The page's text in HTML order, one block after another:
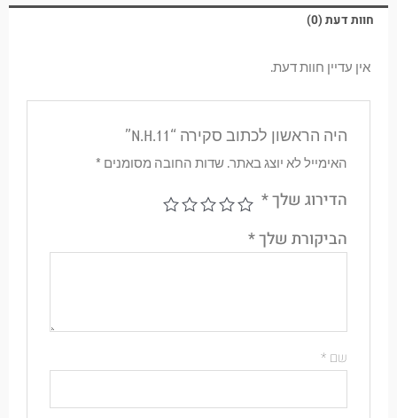
חוות דעת (0)
אין עדיין חוות דעת.
היה הראשון לכתוב סקירה “N.H.11”
האימייל לא יוצג באתר.שדות החובה מסומנים*
הדירוג שלך*
הביקורת שלך*
שם *